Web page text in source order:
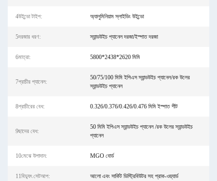
4উইন্ডো টাইপ: অ্যালুমিনিয়াম স্লাইডিং উইন্ডো
5দরজার ধরণ: স্যান্ডউইচ প্যানেল দরজা/ইস্পাত দরজা
6মাত্রা: 5800*2438*2620 মিমি
7প্রাচীর প্যানেল:
50/75/100 মিমি ইপিএস স্যান্ডউইচ প্যানেল/রক উলের
স্যান্ডউইচ প্যানেল
8প্রাচীরের বেধ: 0.326/0.376/0.426/0.476 মিমি ইস্পাত শীট
9ছাদের বেধ:
50 মিমি ইপিএস স্যান্ডউইচ প্যানেল /রক উলের স্যান্ডউইচ
প্যানেল
10মেঝে উপাদান: MGO বোর্ড
11বিদ্যুৎ সেটআপ: আলো এবং সার্কিট ডিস্ট্রিবিউটর সহ প্রাক-ওয়্যার্ড